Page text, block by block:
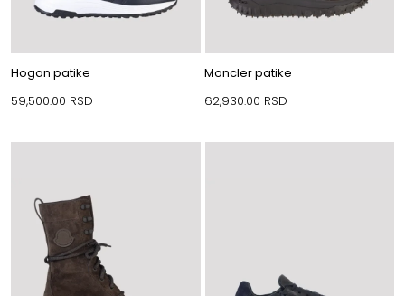
Hogan patike
59,500.00 RSD
Moncler patike
62,930.00 RSD